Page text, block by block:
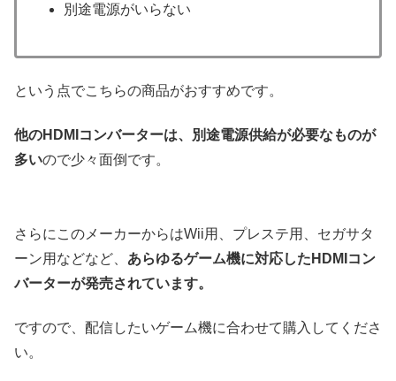
別途電源がいらない
という点でこちらの商品がおすすめです。
他のHDMIコンバーターは、別途電源供給が必要なものが
多いので少々面倒です。
さらにこのメーカーからはWii用、プレステ用、セガサタ
ーン用などなど、 あらゆるゲーム機に対応したHDMIコン
バーターが発売されています。
ですので、配信したいゲーム機に合わせて購入してくださ
い。